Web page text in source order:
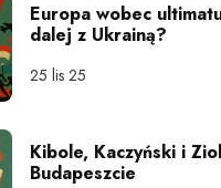
Europa wobec
dalej z Ukrainą?
25 lis 25
Kibole, Kaczyński i
Budapeszcie